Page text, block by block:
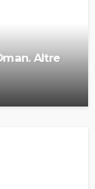
Altre